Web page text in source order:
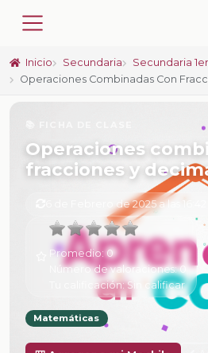
Inicio Secundaria Secundaria
Operaciones Combinadas Con
Operaciones
fracciones y
6 de Febrero de 2025 a las 16:42
Promedio: 0
Número de valoraciones:0
Tu calificación:Sin calificar
Matemáticas